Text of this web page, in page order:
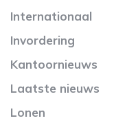
Internationaal
Invordering
Kantoornieuws
Laatste nieuws
Lonen